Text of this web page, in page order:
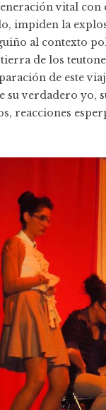
vital
impiden la
al contexto
de los
de este
su verdadero yo,
reacciones